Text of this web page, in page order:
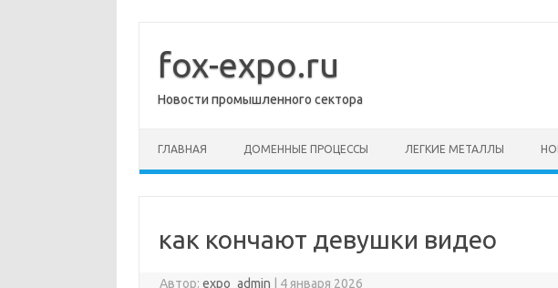
содержимому
fox-expo.ru
Новости промышленного сектора
ГЛАВНАЯ ДОМЕННЫЕ ПРОЦЕССЫ ЛЕГКИЕ МЕТАЛЛЫ
как кончают девушки видео
Автор:expo_admin 4 января 2026